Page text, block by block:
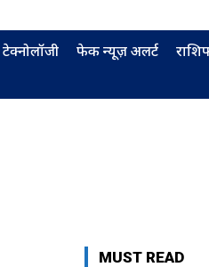
टेक्नोलॉजी फेक न्यूज़ अलर्ट
MUST READ